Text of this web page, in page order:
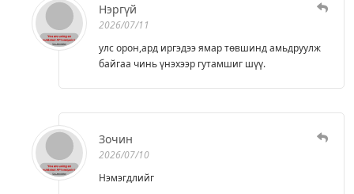
Нэргүй
2026/07/11
улс орон,ард иргэдээ ямар төвшинд амьдруулж
байгаа чинь үнэхээр гутамшиг шүү.
Зочин
2026/07/10
Нэмэгдлийг